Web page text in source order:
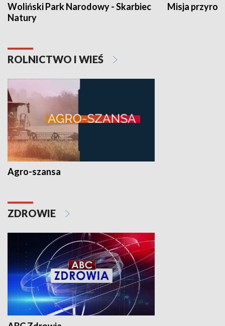
Woliński Park Narodowy - Skarbiec
Natury
Misja
ROLNICTWO I WIEŚ
Agro-szansa
ZDROWIE